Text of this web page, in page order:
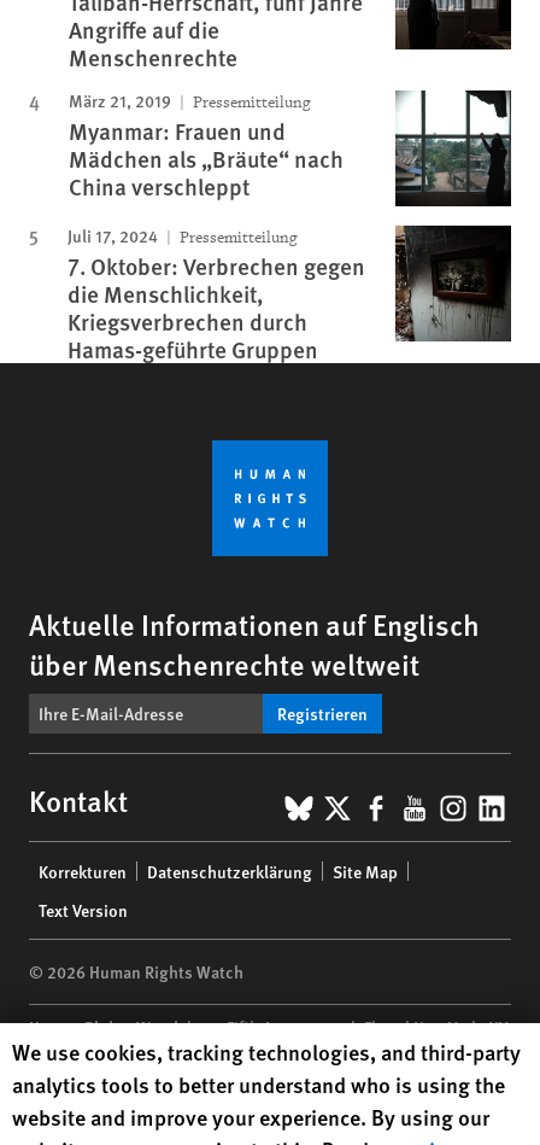
Angriffe auf die
Menschenrechte
März 21, 2019 Pressemitteilung
Myanmar: Frauen und
Mädchen als „Bräute“ nach
China verschleppt
Juli 17, 2024 Pressemitteilung
7. Oktober: Verbrechen gegen
die Menschlichkeit,
Kriegsverbrechen durch
Hamas-geführte Gruppen
Aktuelle Informationen auf Englisch
über Menschenrechte weltweit
Registrieren
Kontakt BlueSky
X Facebook
YouTube
menu
Korrekturen Datenschutzerklärung
Site Map
Text Version
© 2026 Human Rights Watch
Human Rights Watch| 350 Fifth Avenue, 34th Floor | New York,NY
10118-3299USA|t 1.212.290.4700
Human Rights Watchis a 501(C)(3) nonprofit registered in the US
under EIN: 13-2875808
Human Rights Watch cookie preferences
We use cookies, tracking technologies, and third-party
analytics tools to better understand who is using the
website and improve your experience. By using our